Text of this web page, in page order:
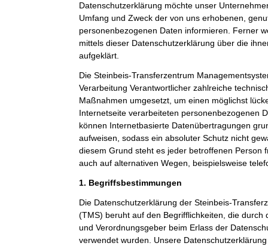
Datenschutzerklärung möchte unser
Umfang und Zweck der von uns erhobenen,
personenbezogenen Daten informieren. Ferner
mittels dieser Datenschutzerklärung über die
aufgeklärt.
Die Steinbeis-Transferzentrum
Verarbeitung Verantwortlicher zahlreiche
Maßnahmen umgesetzt, um einen möglichst
Internetseite verarbeiteten personenbezogenen
können Internetbasierte Datenübertragungen
aufweisen, sodass ein absoluter Schutz nicht
diesem Grund steht es jeder betroffenen Person
auch auf alternativen Wegen, beispielsweise
1. Begriffsbestimmungen
Die Datenschutzerklärung der Steinbeis-
(TMS) beruht auf den Begrifflichkeiten, die durch
und Verordnungsgeber beim Erlass der
verwendet wurden. Unsere